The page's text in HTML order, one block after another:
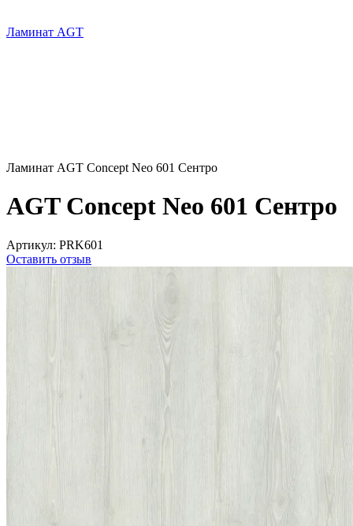
Ламинат AGT
Ламинат AGT Concept Neo 601 Сентро
AGT Concept Neo 601 Сентро
Артикул: PRK601
Оставить отзыв